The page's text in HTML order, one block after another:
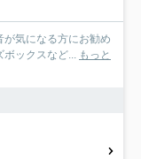
が気になる方にお勧め
ックスなど...
もっと